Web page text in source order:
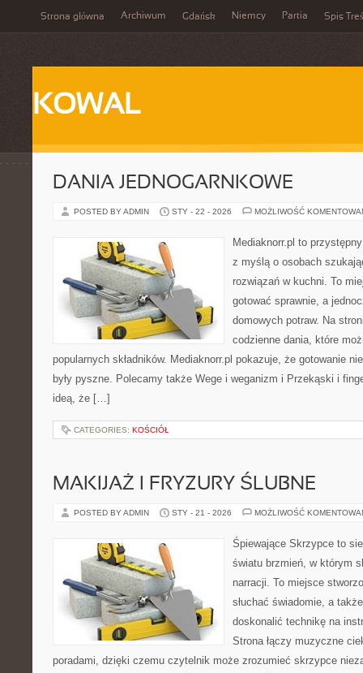
Strona główna Archiwum Gdańsk Niemcy Partia Spis
KOWAL
DANIA JEDNOGARNKOWE
POSTED BY ADMIN STY - 22 - 2026 MOŻLIWOŚĆ
Mediaknorr.pl to
z myślą o osobach
rozwiązań w kuchni. To
gotować sprawnie, a
domowych potraw. Na
codzienne dania, które
popularnych składników. Mediaknorr.pl pokazuje, że gotowanie
były pyszne. Polecamy także Wege i weganizm i Przekąski i
ideą, że […]
CATEGORIES: KOŚCIÓŁ
MAKIJAŻ I FRYZURY ŚLUBNE
POSTED BY ADMIN STY - 21 - 2026 MOŻLIWOŚĆ
Śpiewające Skrzypce to
światu brzmień, w którym
narracji. To miejsce
słuchać świadomie, a
doskonalić technikę na
Strona łączy muzyczne
poradami, dzięki czemu czytelnik może zrozumieć skrzypce